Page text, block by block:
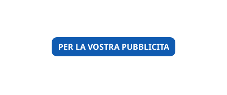
PER LA VOSTRA PUBBLICITA